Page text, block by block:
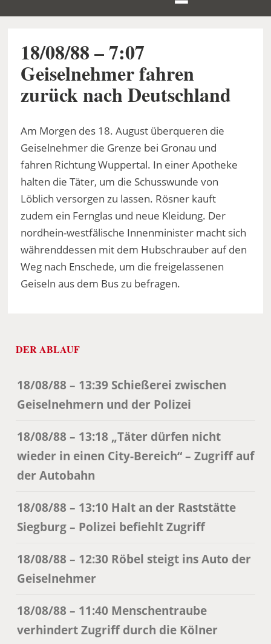
18/08/88 – 7:07
Geiselnehmer fahren
zurück nach Deutschland
Am Morgen des 18. August überqueren die
Geiselnehmer die Grenze bei Gronau und
fahren Richtung Wuppertal. In einer Apotheke
halten die Täter, um die Schusswunde von
Löblich versorgen zu lassen. Rösner kauft
zudem ein Fernglas und neue Kleidung. Der
nordhein-westfälische Innenminister macht sich
währenddessen mit dem Hubschrauber auf den
Weg nach Enschede, um die freigelassenen
Geiseln aus dem Bus zu befragen.
DER ABLAUF
18/08/88 – 13:39 Schießerei zwischen
Geiselnehmern und der Polizei
18/08/88 – 13:18 „Täter dürfen nicht
wieder in einen City-Bereich“ – Zugriff auf
der Autobahn
18/08/88 – 13:10 Halt an der Raststätte
Siegburg – Polizei befiehlt Zugriff
18/08/88 – 12:30 Röbel steigt ins Auto der
Geiselnehmer
18/08/88 – 11:40 Menschentraube
verhindert Zugriff durch die Kölner